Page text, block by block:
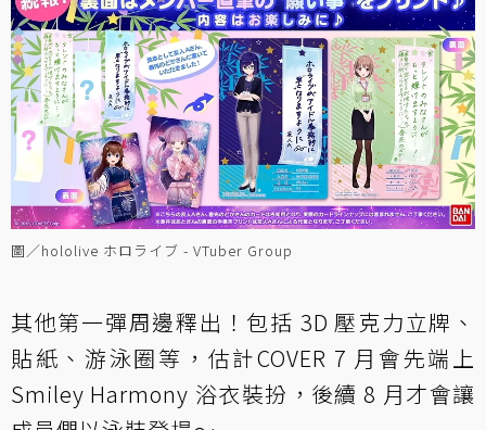
圖／hololive ホロライブ - VTuber Group
其他第一彈周邊釋出！包括 3D 壓克力立牌、
貼紙、游泳圈等，估計COVER 7 月會先端上
Smiley Harmony 浴衣裝扮，後續 8 月才會讓